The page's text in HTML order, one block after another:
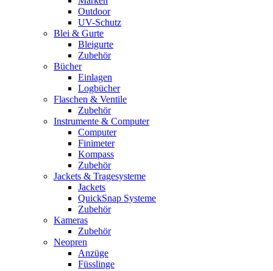
Outdoor
UV-Schutz
Blei & Gurte
Bleigurte
Zubehör
Bücher
Einlagen
Logbücher
Flaschen & Ventile
Zubehör
Instrumente & Computer
Computer
Finimeter
Kompass
Zubehör
Jackets & Tragesysteme
Jackets
QuickSnap Systeme
Zubehör
Kameras
Zubehör
Neopren
Anzüge
Füsslinge